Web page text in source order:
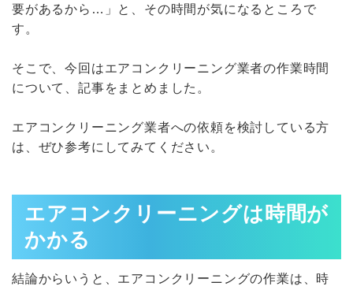
要があるから…」と、その時間が気になるところで
す。
そこで、今回はエアコンクリーニング業者の作業時間
について、記事をまとめました。
エアコンクリーニング業者への依頼を検討している方
は、ぜひ参考にしてみてください。
エアコンクリーニングは時間が
かかる
結論からいうと、エアコンクリーニングの作業は、時